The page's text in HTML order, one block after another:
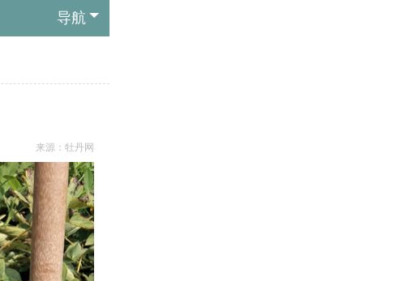
导航
来源：牡丹网